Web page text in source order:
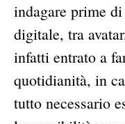
indagare prime
digitale, tra
infatti entrato a
quotidianità, in
tutto necessario